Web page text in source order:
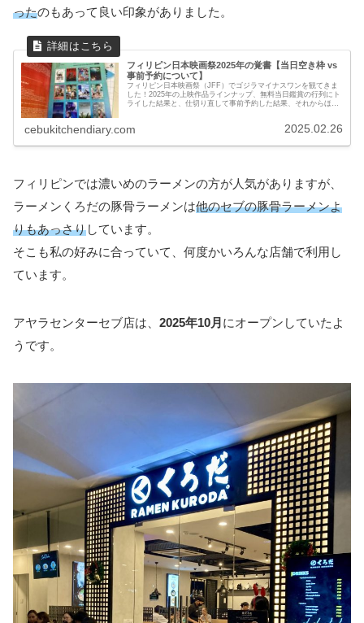
ったのもあって良い印象がありました。
フィリピン日本映画祭2025年の覚書【当日空き枠 vs
事前予約について】
フィリピン日本映画祭（JFF）でゴジラマイナスワンを観てきま
した！2025年の上映作品ラインナップ、無料当日鑑賞の行列にト
ライした結果と、仕切り直して事前予約した結果、それからほっ
cebukitchendiary.com 2025.02.26
フィリピンでは濃いめのラーメンの方が人気がありますが、
ラーメンくろだの豚骨ラーメンは他のセブの豚骨ラーメンよ
りもあっさりしています。
そこも私の好みに合っていて、何度かいろんな店舗で利用し
ています。
アヤラセンターセブ店は、 2025年10月 にオープンしていたよ
うです。